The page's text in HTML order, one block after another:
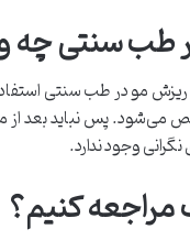
طب سنتی چه
مو در طب سنتی استفاده
پس نباید بعد از
وجود ندارد.
کنیم؟